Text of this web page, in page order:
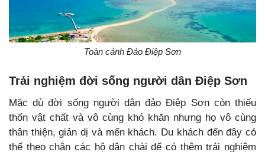
Toàn cảnh Đảo Điệp Sơn
Trải nghiệm đời sống người dân Điệp Sơn
Mặc dù đời sống người dân đảo Điệp Sơn còn thiếu
thốn vật chất và vô cùng khó khăn nhưng họ vô cùng
thân thiện, giản dị và mến khách. Du khách đến đây có
thể theo chân các hộ dân chài để có thêm trải nghiệm